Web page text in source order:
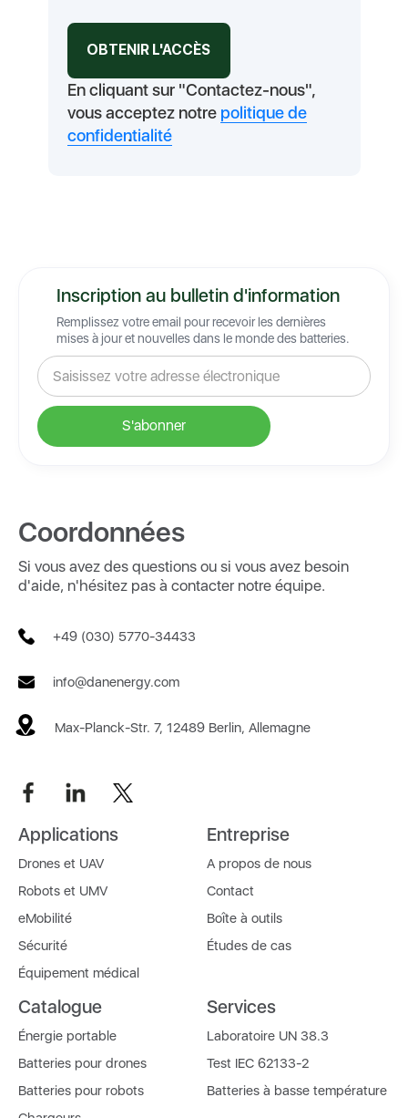
En cliquant sur "Contactez-nous",
vous acceptez notre politique de
confidentialité
.
Inscription au bulletin d'information
Remplissez votre email pour recevoir les dernières
mises à jour et nouvelles dans le monde des batteries.
Coordonnées
Si vous avez des questions ou si vous avez besoin
d'aide, n'hésitez pas à contacter notre équipe.
+49 (030) 5770-34433
info@danenergy.com
Max-Planck-Str. 7, 12489 Berlin, Allemagne
Applications
Drones et UAV
Robots et UMV
eMobilité
Sécurité
Équipement médical
Entreprise
A propos de nous
Contact
Boîte à outils
Études de cas
Catalogue
Énergie portable
Batteries pour drones
Batteries pour robots
Services
Laboratoire UN 38.3
Test IEC 62133-2
Batteries à basse température